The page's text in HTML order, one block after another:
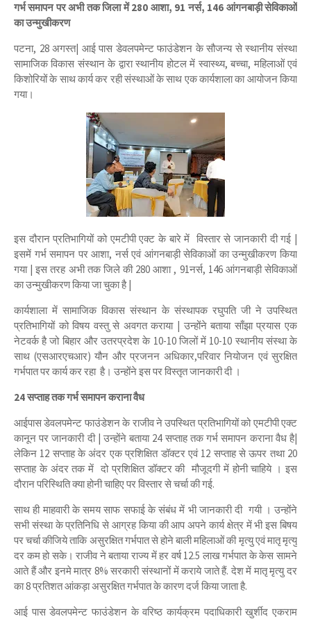
गर्भ समापन पर अभी तक जिला में 280 आशा, 91 नर्स, 146 आंगनबाड़ी सेविकाओं
का उन्मुखीकरण
पटना, 28 अगस्त| आई पास डेवलपमेन्ट फाउंडेशन के सौजन्य से स्थानीय संस्था
सामाजिक विकास संस्थान के द्वारा स्थानीय होटल में स्वास्थ्य, बच्चा, महिलाओं एवं
किशोरियों के साथ कार्य कर रही संस्थाओं के साथ एक कार्यशाला का आयोजन किया
गया।
इस दौरान प्रतिभागियों को एमटीपी एक्ट के बारे में विस्तार से जानकारी दी गई |
इसमें गर्भ समापन पर आशा, नर्स एवं आंगनबाड़ी सेविकाओं का उन्मुखीकरण किया
गया | इस तरह अभी तक जिले की 280 आशा , 91नर्स, 146 आंगनबाड़ी सेविकाओं
का उन्मुखीकरण किया जा चुका है |
कार्यशाला में सामाजिक विकास संस्थान के संस्थापक रघुपति जी ने उपस्थित
प्रतिभागियों को विषय वस्तु से अवगत कराया | उन्होंने बताया साँझा प्रयास एक
नेटवर्क है जो बिहार और उतरप्रदेश के 10-10 जिलों में 10-10 स्थानीय संस्था के
साथ (एसआरएचआर) यौन और प्रजनन अधिकार,परिवार नियोजन एवं सुरक्षित
गर्भपात पर कार्य कर रहा है। उन्होंने इस पर विस्तृत जानकारी दी ।
24 सप्ताह तक गर्भ समापन कराना वैध
आईपास डेवलपमेन्ट फाउंडेशन के राजीव ने उपस्थित प्रतिभागियों को एमटीपी एक्ट
कानून पर जानकारी दी | उन्होंने बताया 24 सप्ताह तक गर्भ समापन कराना वैध है|
लेकिन 12 सप्ताह के अंदर एक प्रशिक्षित डॉक्टर एवं 12 सप्ताह से ऊपर तथा 20
सप्ताह के अंदर तक में दो प्रशिक्षित डॉक्टर की मौजूदगी में होनी चाहिये । इस
दौरान परिस्थिति क्या होनी चाहिए पर विस्तार से चर्चा की गई.
साथ ही माहवारी के समय साफ सफाई के संबंध में भी जानकारी दी गयी । उन्होंने
सभी संस्था के प्रतिनिधि से आग्रह किया की आप अपने कार्य क्षेत्र में भी इस बिषय
पर चर्चा कीजिये ताकि असुरक्षित गर्भपात से होने बाली महिलाओं की मृत्यु एवं मातृ मृत्यु
दर कम हो सके। राजीव ने बताया राज्य में हर वर्ष 12.5 लाख गर्भपात के केस सामने
आते हैं और इनमे मात्र 8% सरकारी संस्थानों में कराये जाते हैं. देश में मातृ मृत्यु दर
का 8 प्रतिशत आंकड़ा असुरक्षित गर्भपात के कारण दर्ज किया जाता है.
आई पास डेवलपमेन्ट फाउंडेशन के वरिष्ठ कार्यक्रम पदाधिकारी खुर्शीद एकराम